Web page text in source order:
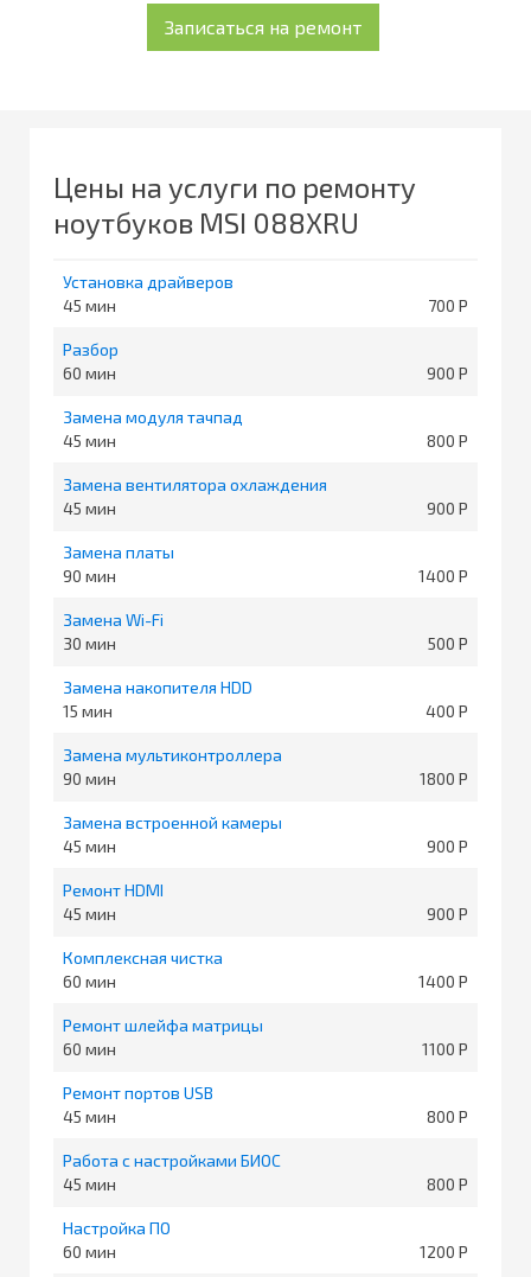
Цены на услуги по ремонту
ноутбуков MSI 088XRU
Установка драйверов
45
700
Разбор
60
900
Замена модуля тачпад
45
800
Замена вентилятора охлаждения
45
900
Замена платы
90
1400
Замена Wi-Fi
30
500
Замена накопителя HDD
15
400
Замена мультиконтроллера
90
1800
Замена встроенной камеры
45
900
Ремонт HDMI
45
900
Комплексная чистка
60
1400
Ремонт шлейфа матрицы
60
1100
Ремонт портов USB
45
800
Работа с настройками БИОС
45
800
Настройка ПО
60
1200